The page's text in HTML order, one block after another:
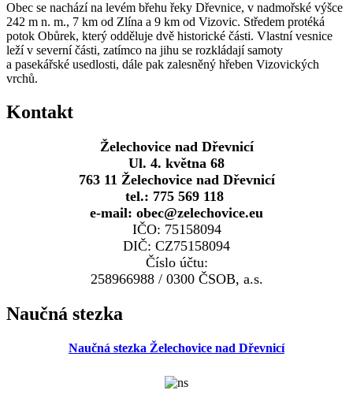
Obec se nachází na levém břehu řeky Dřevnice, v nadmořské výšce
242 m n. m., 7 km od Zlína a 9 km od Vizovic. Středem protéká
potok Obůrek, který odděluje dvě historické části. Vlastní vesnice
leží v severní části, zatímco na jihu se rozkládají samoty
a pasekářské usedlosti, dále pak zalesněný hřeben Vizovických
vrchů.
Kontakt
Želechovice nad Dřevnicí
Ul. 4. května 68
763 11 Želechovice nad Dřevnicí
tel.: 775 569 118
e-mail: obec@zelechovice.eu
IČO: 75158094
DIČ: CZ75158094
Číslo účtu:
258966988 / 0300 ČSOB, a.s.
Naučná stezka
Naučná stezka Želechovice nad Dřevnicí